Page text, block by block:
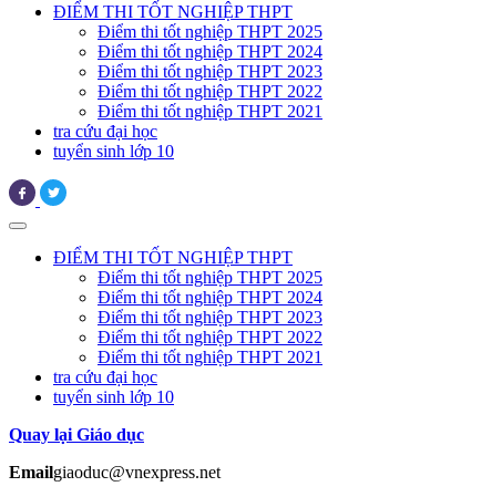
ĐIỂM THI TỐT NGHIỆP THPT
Điểm thi tốt nghiệp THPT 2025
Điểm thi tốt nghiệp THPT 2024
Điểm thi tốt nghiệp THPT 2023
Điểm thi tốt nghiệp THPT 2022
Điểm thi tốt nghiệp THPT 2021
tra cứu đại học
tuyển sinh lớp 10
ĐIỂM THI TỐT NGHIỆP THPT
Điểm thi tốt nghiệp THPT 2025
Điểm thi tốt nghiệp THPT 2024
Điểm thi tốt nghiệp THPT 2023
Điểm thi tốt nghiệp THPT 2022
Điểm thi tốt nghiệp THPT 2021
tra cứu đại học
tuyển sinh lớp 10
Quay lại Giáo dục
Emailgiaoduc@vnexpress.net